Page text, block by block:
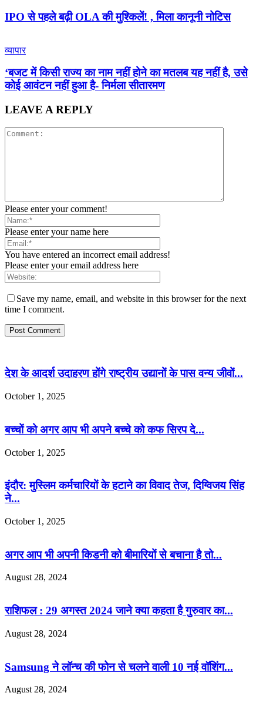
IPO से पहले बढ़ी OLA की मुश्किलें! , मिला कानूनी नोटिस
व्यापार
‘बजट में किसी राज्य का नाम नहीं होने का मतलब यह नहीं है, उसे
कोई आवंटन नहीं हुआ है- निर्मला सीतारमण
LEAVE A REPLY
Please enter your comment!
Please enter your name here
You have entered an incorrect email address!
Please enter your email address here
Save my name, email, and website in this browser for the next
time I comment.
देश के आदर्श उदाहरण होंगे राष्ट्रीय उद्यानों के पास वन्य जीवों...
October 1, 2025
बच्चों को अगर आप भी अपने बच्चे को कफ सिरप दे...
October 1, 2025
इंदौर: मुस्लिम कर्मचारियों के हटाने का विवाद तेज, दिग्विजय सिंह
ने...
October 1, 2025
अगर आप भी अपनी किडनी को बीमारियों से बचाना है तो...
August 28, 2024
राशिफल : 29 अगस्त 2024 जाने क्या कहता है गुरुवार का...
August 28, 2024
Samsung ने लॉन्च की फोन से चलने वाली 10 नई वॉशिंग...
August 28, 2024